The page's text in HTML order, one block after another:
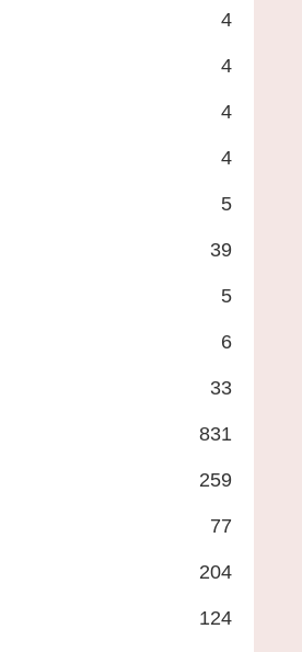
4
4
4
4
5
39
5
6
33
831
259
77
204
124